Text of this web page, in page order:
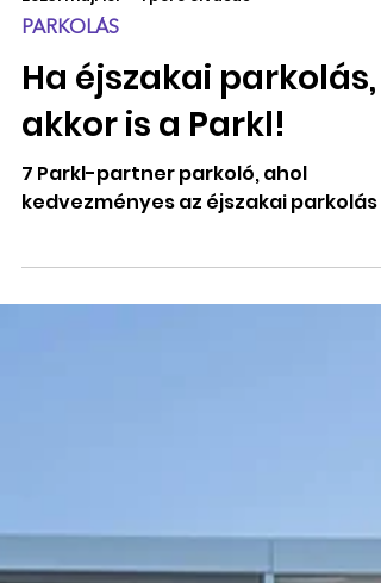
2023. máj. 10. 1 perc olvasás
PARKOLÁS
Ha éjszakai parkolás,
akkor is a Parkl!
kedvezményes az éjszakai parkolás